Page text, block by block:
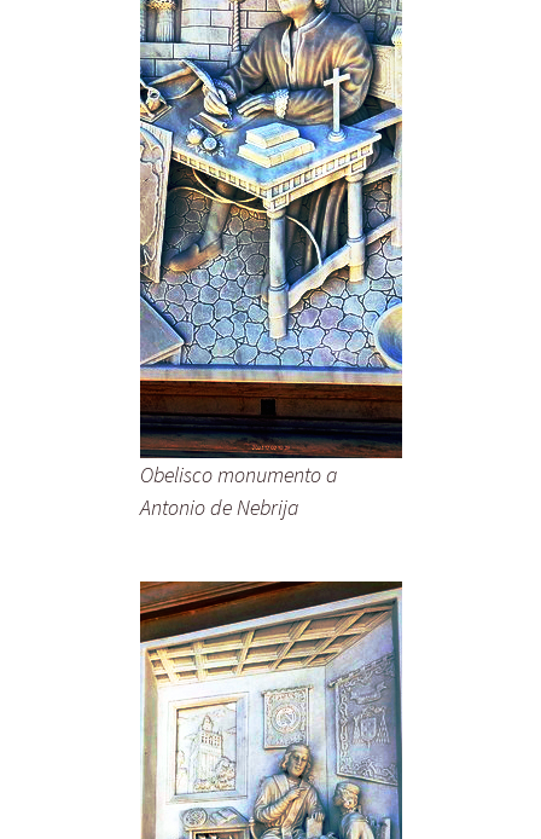
Obelisco monumento a
Antonio de Nebrija